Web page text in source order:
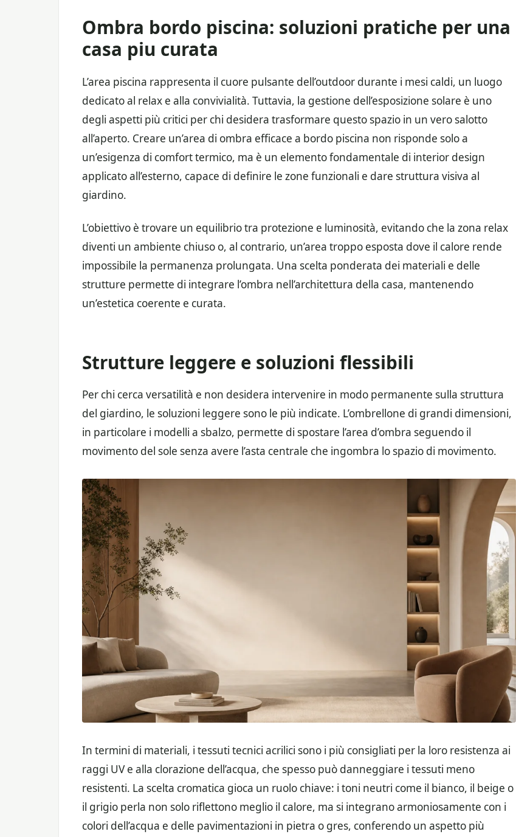
Ombra bordo piscina: soluzioni pratiche per una
casa piu curata
L’area piscina rappresenta il cuore pulsante dell’outdoor durante i mesi caldi, un luogo
dedicato al relax e alla convivialità. Tuttavia, la gestione dell’esposizione solare è uno
degli aspetti più critici per chi desidera trasformare questo spazio in un vero salotto
all’aperto. Creare un’area di ombra efficace a bordo piscina non risponde solo a
un’esigenza di comfort termico, ma è un elemento fondamentale di interior design
applicato all’esterno, capace di definire le zone funzionali e dare struttura visiva al
giardino.
L’obiettivo è trovare un equilibrio tra protezione e luminosità, evitando che la zona relax
diventi un ambiente chiuso o, al contrario, un’area troppo esposta dove il calore rende
impossibile la permanenza prolungata. Una scelta ponderata dei materiali e delle
strutture permette di integrare l’ombra nell’architettura della casa, mantenendo
un’estetica coerente e curata.
Strutture leggere e soluzioni flessibili
Per chi cerca versatilità e non desidera intervenire in modo permanente sulla struttura
del giardino, le soluzioni leggere sono le più indicate. L’ombrellone di grandi dimensioni,
in particolare i modelli a sbalzo, permette di spostare l’area d’ombra seguendo il
movimento del sole senza avere l’asta centrale che ingombra lo spazio di movimento.
In termini di materiali, i tessuti tecnici acrilici sono i più consigliati per la loro resistenza ai
raggi UV e alla clorazione dell’acqua, che spesso può danneggiare i tessuti meno
resistenti. La scelta cromatica gioca un ruolo chiave: i toni neutri come il bianco, il beige o
il grigio perla non solo riflettono meglio il calore, ma si integrano armoniosamente con i
colori dell’acqua e delle pavimentazioni in pietra o gres, conferendo un aspetto più